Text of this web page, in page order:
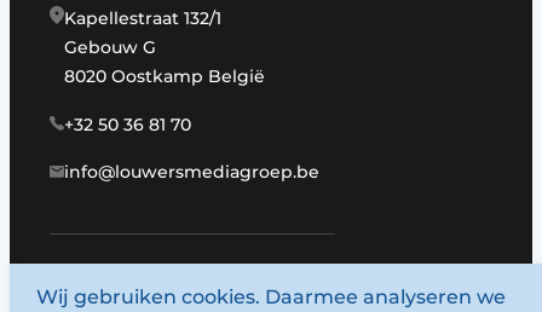
Kapellestraat 132/1
Gebouw G
8020 Oostkamp België
+32 50 36 81 70
info@louwersmediagroep.be
www.louwersmediagroep.com
Wij gebruiken cookies. Daarmee analyseren we